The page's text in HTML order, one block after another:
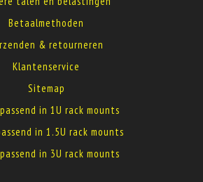
Betaalmethoden
& retourneren
Klantenservice
Sitemap
passend in 1U rack mounts
in 1.5U rack mounts
passend in 3U rack mounts